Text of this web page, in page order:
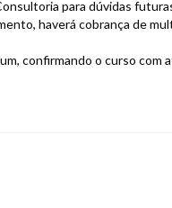
para dúvidas
haverá cobrança de
confirmando o curso